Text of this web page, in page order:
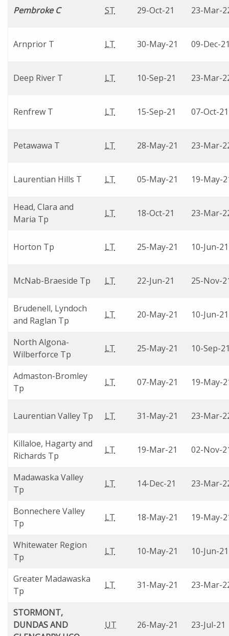
Pembroke C ST 29-Oct-21 23-Mar-
Arnprior T LT 30-May-21 09-Dec-
Deep River T LT 10-Sep-21 23-Mar-
Renfrew T LT 15-Sep-21 07-Oct-21
Petawawa T LT 28-May-21 23-Mar-
Laurentian Hills T LT 05-May-21 19-May-
Head, Clara and
Maria Tp
LT 18-Oct-21 23-Mar-
Horton Tp LT 25-May-21 10-Jun-21
McNab-Braeside Tp LT 22-Jun-21 25-Nov-
Brudenell, Lyndoch
and Raglan Tp
LT 20-May-21 10-Jun-21
North Algona-
Wilberforce Tp
LT 25-May-21 10-Sep-
Admaston-Bromley
Tp
LT 07-May-21 19-May-
Laurentian Valley Tp LT 31-May-21 23-Mar-
Killaloe, Hagarty and
Richards Tp
LT 19-Mar-21 02-Nov-
Madawaska Valley
Tp
LT 14-Dec-21 23-Mar-
Bonnechere Valley
Tp
LT 18-May-21 19-May-
Whitewater Region
Tp
LT 10-May-21 10-Jun-21
Greater Madawaska
Tp
LT 31-May-21 23-Mar-
STORMONT,
DUNDAS AND
UT 26-May-21 23-Jul-21